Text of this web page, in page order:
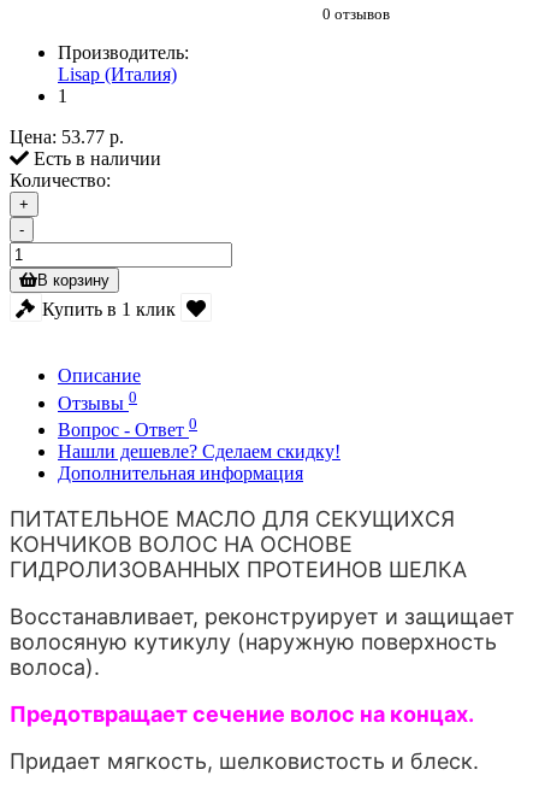
0 отзывов
Производитель:
Lisap (Италия)
1
Цена: 53.77 р.
Есть в наличии
Количество:
+
-
В корзину
Купить в 1 клик
Описание
Отзывы 0
Вопрос - Ответ 0
Нашли дешевле? Сделаем скидку!
Дополнительная информация
ПИТАТЕЛЬНОЕ МАСЛО ДЛЯ СЕКУЩИХСЯ
КОНЧИКОВ ВОЛОС НА ОСНОВЕ
ГИДРОЛИЗОВАННЫX ПРОТЕИНОВ ШЕЛКА
Восстанавливает, реконструирует и защищает
волосяную кутикулу (наружную поверхность
волоса).
Предотвращает сечение волос на концах.
Придает мягкость, шелковистость и блеск.